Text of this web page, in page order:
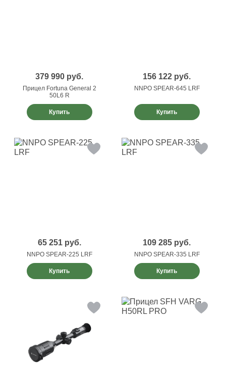
379 990 руб.
Прицел Fortuna General 2
50L6 R
Купить
156 122 руб.
NNPO SPEAR-645 LRF
Купить
65 251 руб.
NNPO SPEAR-225 LRF
Купить
109 285 руб.
NNPO SPEAR-335 LRF
Купить